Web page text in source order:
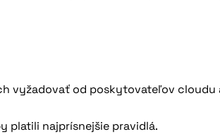
vyžadovať od poskytovateľov cloudu
platili najprísnejšie pravidlá.